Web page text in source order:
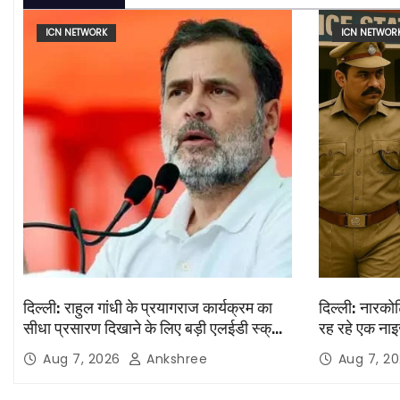
n
ICN NETWORK
दिल्ली: राहुल गांधी के प्रयागराज कार्यक्रम का
सीधा प्रसारण दिखाने के लिए बड़ी एलईडी स्क्रीन
लगाई जाएंगी
Aug 7, 2026 Ankshree
ICN
दिल्ली:
रह रहे एक
Aug 7,